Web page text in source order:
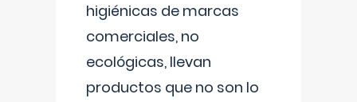
higiénicas de marcas
comerciales, no
ecológicas, llevan
productos que no son lo